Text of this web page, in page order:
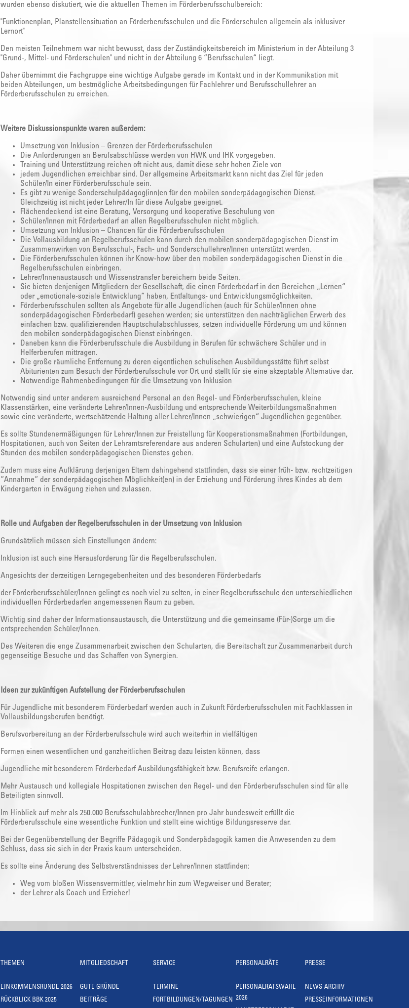
wurden ebenso diskutiert, wie die aktuellen Themen im Förderberufsschulbereich:
"Funktionenplan, Planstellensituation an Förderberufsschulen und die Förderschulen allgemein als inklusiver
Lernort"
Den meisten Teilnehmern war nicht bewusst, dass der Zuständigkeitsbereich im Ministerium in der Abteilung 3
"Grund-, Mittel- und Förderschulen" und nicht in der Abteilung 6 “Berufsschulen“ liegt.
Daher übernimmt die Fachgruppe eine wichtige Aufgabe gerade im Kontakt und in der Kommunikation mit
beiden Abteilungen, um bestmögliche Arbeitsbedingungen für Fachlehrer und Berufsschullehrer an
Förderberufsschulen zu erreichen.
Weitere Diskussionspunkte waren außerdem:
Umsetzung von Inklusion – Grenzen der Förderberufsschulen
Die Anforderungen an Berufsabschlüsse werden von HWK und IHK vorgegeben.
Training und Unterstützung reichen oft nicht aus, damit diese sehr hohen Ziele von
jedem Jugendlichen erreichbar sind. Der allgemeine Arbeitsmarkt kann nicht das Ziel für jeden
Schüler/In einer Förderberufsschule sein.
Es gibt zu wenige Sonderschulpädagog(inn)en für den mobilen sonderpädagogischen Dienst.
Gleichzeitig ist nicht jeder Lehrer/In für diese Aufgabe geeignet.
Flächendeckend ist eine Beratung, Versorgung und kooperative Beschulung von
Schüler/Innen mit Förderbedarf an allen Regelberufsschulen nicht möglich.
Umsetzung von Inklusion – Chancen für die Förderberufsschulen
Die Vollausbildung an Regelberufsschulen kann durch den mobilen sonderpädagogischen Dienst im
Zusammenwirken von Berufsschul-, Fach- und Sonderschullehrer/Innen unterstützt werden.
Die Förderberufsschulen können ihr Know-how über den mobilen sonderpädagogischen Dienst in die
Regelberufsschulen einbringen.
Lehrer/Innenaustausch und Wissenstransfer bereichern beide Seiten.
Sie bieten denjenigen Mitgliedern der Gesellschaft, die einen Förderbedarf in den Bereichen „Lernen“
oder „emotionale-soziale Entwicklung“ haben, Entfaltungs- und Entwicklungsmöglichkeiten.
Förderberufsschulen sollten als Angebote für alle Jugendlichen (auch für Schüler/Innen ohne
sonderpädagogischen Förderbedarf) gesehen werden; sie unterstützen den nachträglichen Erwerb des
einfachen bzw. qualifizierenden Hauptschulabschlusses, setzen individuelle Förderung um und können
den mobilen sonderpädagogischen Dienst einbringen.
Daneben kann die Förderberufsschule die Ausbildung in Berufen für schwächere Schüler und in
Helferberufen mittragen.
Die große räumliche Entfernung zu deren eigentlichen schulischen Ausbildungsstätte führt selbst
Abiturienten zum Besuch der Förderberufsschule vor Ort und stellt für sie eine akzeptable Alternative dar.
Notwendige Rahmenbedingungen für die Umsetzung von Inklusion
Notwendig sind unter anderem ausreichend Personal an den Regel- und Förderberufsschulen, kleine
Klassenstärken, eine veränderte Lehrer/Innen-Ausbildung und entsprechende Weiterbildungsmaßnahmen
sowie eine veränderte, wertschätzende Haltung aller Lehrer/Innen „schwierigen“ Jugendlichen gegenüber.
Es sollte Stundenermäßigungen für Lehrer/Innen zur Freistellung für Kooperationsmaßnahmen (Fortbildungen,
Hospitationen, auch von Seiten der Lehramtsreferendare aus anderen Schularten) und eine Aufstockung der
Stunden des mobilen sonderpädagogischen Dienstes geben.
Zudem muss eine Aufklärung derjenigen Eltern dahingehend stattfinden, dass sie einer früh- bzw. rechtzeitigen
“Annahme“ der sonderpädagogischen Möglichkeit(en) in der Erziehung und Förderung ihres Kindes ab dem
Kindergarten in Erwägung ziehen und zulassen.
Rolle und Aufgaben der Regelberufsschulen in der Umsetzung von Inklusion
Grundsätzlich müssen sich Einstellungen ändern:
Inklusion ist auch eine Herausforderung für die Regelberufsschulen.
Angesichts der derzeitigen Lerngegebenheiten und des besonderen Förderbedarfs
der Förderberufsschüler/Innen gelingt es noch viel zu selten, in einer Regelberufsschule den unterschiedlichen
individuellen Förderbedarfen angemessenen Raum zu geben.
Wichtig sind daher der Informationsaustausch, die Unterstützung und die gemeinsame (Für-)Sorge um die
entsprechenden Schüler/Innen.
Des Weiteren die enge Zusammenarbeit zwischen den Schularten, die Bereitschaft zur Zusammenarbeit durch
gegenseitige Besuche und das Schaffen von Synergien.
Ideen zur zukünftigen Aufstellung der Förderberufsschulen
Für Jugendliche mit besonderem Förderbedarf werden auch in Zukunft Förderberufsschulen mit Fachklassen in
Vollausbildungsberufen benötigt.
Berufsvorbereitung an der Förderberufsschule wird auch weiterhin in vielfältigen
Formen einen wesentlichen und ganzheitlichen Beitrag dazu leisten können, dass
Jugendliche mit besonderem Förderbedarf Ausbildungsfähigkeit bzw. Berufsreife erlangen.
Mehr Austausch und kollegiale Hospitationen zwischen den Regel- und den Förderberufsschulen sind für alle
Beteiligten sinnvoll.
Im Hinblick auf mehr als 250.000 Berufsschulabbrecher/Innen pro Jahr bundesweit erfüllt die
Förderberufsschule eine wesentliche Funktion und stellt eine wichtige Bildungsreserve dar.
Bei der Gegenüberstellung der Begriffe Pädagogik und Sonderpädagogik kamen die Anwesenden zu dem
Schluss, dass sie sich in der Praxis kaum unterscheiden.
Es sollte eine Änderung des Selbstverständnisses der Lehrer/Innen stattfinden:
Weg vom bloßen Wissensvermittler, vielmehr hin zum Wegweiser und Berater;
der Lehrer als Coach und Erzieher!
THEMEN
EINKOMMENSRUNDE 2026
RÜCKBLICK BBK 2025
MITGLIEDSCHAFT
GUTE GRÜNDE
BEITRÄGE
SERVICE
TERMINE
FORTBILDUNGEN/TAGUNGEN
PERSONALRÄTE
PERSONALRATSWAHL
2026
PRESSE
NEWS-ARCHIV
PRESSEINFORMATIONEN